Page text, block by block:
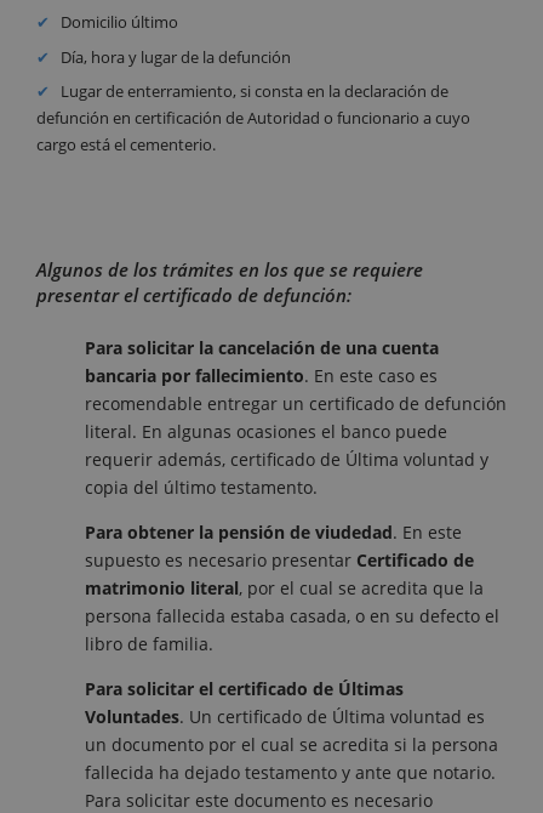
Domicilio último
Día, hora y lugar de la defunción
Lugar de enterramiento, si consta en la declaración de
defunción en certificación de Autoridad o funcionario a cuyo
cargo está el cementerio.
Algunos de los trámites en los que se requiere
presentar el certificado de defunción:
Para solicitar la cancelación de una cuenta
bancaria por fallecimiento. En este caso es
recomendable entregar un certificado de defunción
literal. En algunas ocasiones el banco puede
requerir además, certificado de Última voluntad y
copia del último testamento.
Para obtener la pensión de viudedad. En este
supuesto es necesario presentar Certificado de
matrimonio literal, por el cual se acredita que la
persona fallecida estaba casada, o en su defecto el
libro de familia.
Para solicitar el certificado de Últimas
Voluntades. Un certificado de Última voluntad es
un documento por el cual se acredita si la persona
fallecida ha dejado testamento y ante que notario.
Para solicitar este documento es necesario